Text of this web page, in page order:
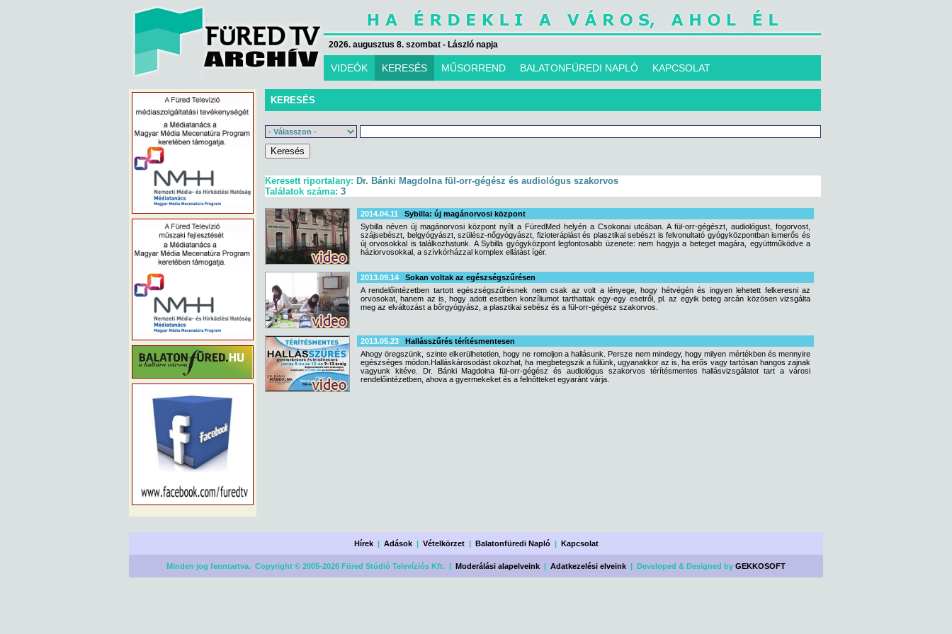
2026. augusztus 8. szombat - László napja
VIDEÓK KERESÉS MŰSORREND BALATONFÜREDI NAPLÓ KAPCSOLAT
KERESÉS
Keresett riportalany: Dr. Bánki Magdolna fül-orr-gégész és audiológus szakorvos
Találatok száma: 3
2014.04.11
Sybilla: új magánorvosi központ
Sybilla néven új magánorvosi központ nyílt a FüredMed helyén a Csokonai utcában. A fül-orr-gégészt, audiológust, fogorvost,
szájsebészt, belgyógyászt, szülész-nőgyógyászt, fizioterápiást és plasztikai sebészt is felvonultató gyógyközpontban ismerős és
új orvosokkal is találkozhatunk. A Sybilla gyógyközpont legfontosabb üzenete: nem hagyja a beteget magára, együttműködve a
háziorvosokkal, a szívkórházzal komplex ellátást ígér.
2013.09.14
Sokan voltak az egészségszűrésen
A rendelőintézetben tartott egészségszűrésnek nem csak az volt a lényege, hogy hétvégén és ingyen lehetett felkeresni az
orvosokat, hanem az is, hogy adott esetben konzíliumot tarthattak egy-egy esetről, pl. az egyik beteg arcán közösen vizsgálta
meg az elváltozást a bőrgyógyász, a plasztikai sebész és a fül-orr-gégész szakorvos.
2013.05.23
Hallásszűrés térítésmentesen
Ahogy öregszünk, szinte elkerülhetetlen, hogy ne romoljon a hallásunk. Persze nem mindegy, hogy milyen mértékben és mennyire
egészséges módon.Halláskárosodást okozhat, ha megbetegszik a fülünk, ugyanakkor az is, ha erős vagy tartósan hangos zajnak
vagyunk kitéve. Dr. Bánki Magdolna fül-orr-gégész és audiológus szakorvos térítésmentes hallásvizsgálatot tart a városi
rendelőintézetben, ahova a gyermekeket és a felnőtteket egyaránt várja.
Hírek| Adások| Vételkörzet| Balatonfüredi Napló| Kapcsolat
Minden jog fenntartva. Copyright © 2005-2026 Füred Stúdió Televíziós Kft. | Moderálási alapelveink | Adatkezelési elveink | Developed & Designed by GEKKOSOFT